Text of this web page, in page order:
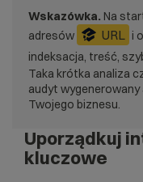
Wskazówka. Na
adresów
URL
i
indeksacja, treść,
Taka krótka analiza
audyt
Twojego biznesu.
Uporządkuj
kluczowe